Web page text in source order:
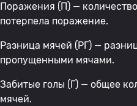
Поражения (П) —
потерпела поражение.
Разница мячей (РГ) —
пропущенными мячами.
Забитые голы (Г) — общее
мячей.